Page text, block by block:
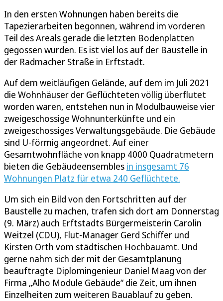
In den ersten Wohnungen haben bereits die
Tapezierarbeiten begonnen, während im vorderen
Teil des Areals gerade die letzten Bodenplatten
gegossen wurden. Es ist viel los auf der Baustelle in
der Radmacher Straße in Erftstadt.
Auf dem weitläufigen Gelände, auf dem im Juli 2021
die Wohnhäuser der Geflüchteten völlig überflutet
worden waren, entstehen nun in Modulbauweise vier
zweigeschossige Wohnunterkünfte und ein
zweigeschossiges Verwaltungsgebäude. Die Gebäude
sind U-förmig angeordnet. Auf einer
Gesamtwohnfläche von knapp 4000 Quadratmetern
bieten die Gebäudeensembles in insgesamt 76
Wohnungen Platz für etwa 240 Geflüchtete.
Um sich ein Bild von den Fortschritten auf der
Baustelle zu machen, trafen sich dort am Donnerstag
(9. März) auch Erftstadts Bürgermeisterin Carolin
Weitzel (CDU), Flut-Manager Gerd Schiffer und
Kirsten Orth vom städtischen Hochbauamt. Und
gerne nahm sich der mit der Gesamtplanung
beauftragte Diplomingenieur Daniel Maag von der
Firma „Alho Module Gebäude“ die Zeit, um ihnen
Einzelheiten zum weiteren Bauablauf zu geben.